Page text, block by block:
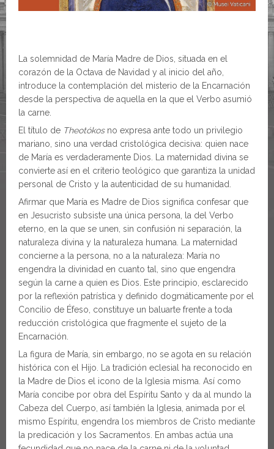
La solemnidad de María Madre de Dios, situada en el
corazón de la Octava de Navidad y al inicio del año,
introduce la contemplación del misterio de la Encarnación
desde la perspectiva de aquella en la que el Verbo asumió
la carne.
El título de Theotókosno expresa ante todo un privilegio
mariano, sino una verdad cristológica decisiva: quien nace
de María es verdaderamente Dios. La maternidad divina se
convierte así en el criterio teológico que garantiza la unidad
personal de Cristo y la autenticidad de su humanidad.
Afirmar que María es Madre de Dios significa confesar que
en Jesucristo subsiste una única persona, la del Verbo
eterno, en la que se unen, sin confusión ni separación, la
naturaleza divina y la naturaleza humana. La maternidad
concierne a la persona, no a la naturaleza: María no
engendra la divinidad en cuanto tal, sino que engendra
según la carne a quien es Dios. Este principio, esclarecido
por la reflexión patrística y definido dogmáticamente por el
Concilio de Éfeso, constituye un baluarte frente a toda
reducción cristológica que fragmente el sujeto de la
Encarnación.
La figura de María, sin embargo, no se agota en su relación
histórica con el Hijo. La tradición eclesial ha reconocido en
la Madre de Dios el icono de la Iglesia misma. Así como
María concibe por obra del Espíritu Santo y da al mundo la
Cabeza del Cuerpo, así también la Iglesia, animada por el
mismo Espíritu, engendra los miembros de Cristo mediante
la predicación y los Sacramentos. En ambas actúa una